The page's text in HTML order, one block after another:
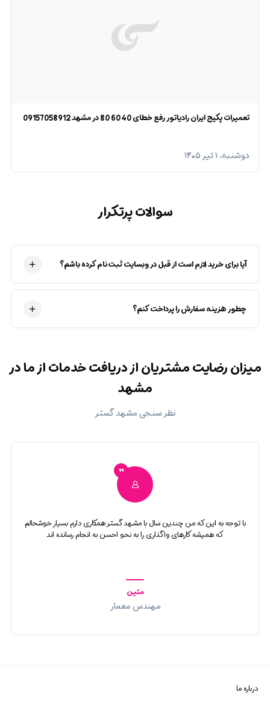
تعمیرات پکیج ایران رادیاتور رفع خطای 40 60 80 در مشهد 09157058912
دوشنبه، ۱ تیر ۱۴۰۵
سوالات پرتکرار
آیا برای خرید لازم است از قبل در وبسایت ثبت‌نام کرده باشم؟
چطور هزینه سفارش را پرداخت کنم؟
میزان رضایت مشتریان از دریافت خدمات از ما در
مشهد
نظر سنجی مشهد گستر
با توجه به این که من چندین سال با مشهد گستر همکاری دارم بسیار خوشحالم
که همیشه کارهای واگذاری را به نحو احسن به انجام رسانده اند
متین
مهندس معمار
درباره ما